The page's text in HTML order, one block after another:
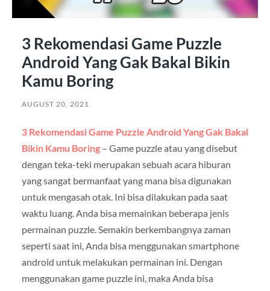
3 Rekomendasi Game Puzzle
Android Yang Gak Bakal Bikin
Kamu Boring
AUGUST 20, 2021
3 Rekomendasi Game Puzzle Android Yang Gak Bakal
Bikin Kamu Boring– Game puzzle atau yang disebut
dengan teka-teki merupakan sebuah acara hiburan
yang sangat bermanfaat yang mana bisa digunakan
untuk mengasah otak. Ini bisa dilakukan pada saat
waktu luang. Anda bisa memainkan beberapa jenis
permainan puzzle.Semakin berkembangnya zaman
seperti saat ini, Anda bisa menggunakan smartphone
android untuk melakukan permainan ini. Dengan
menggunakan game puzzle ini, maka Anda bisa